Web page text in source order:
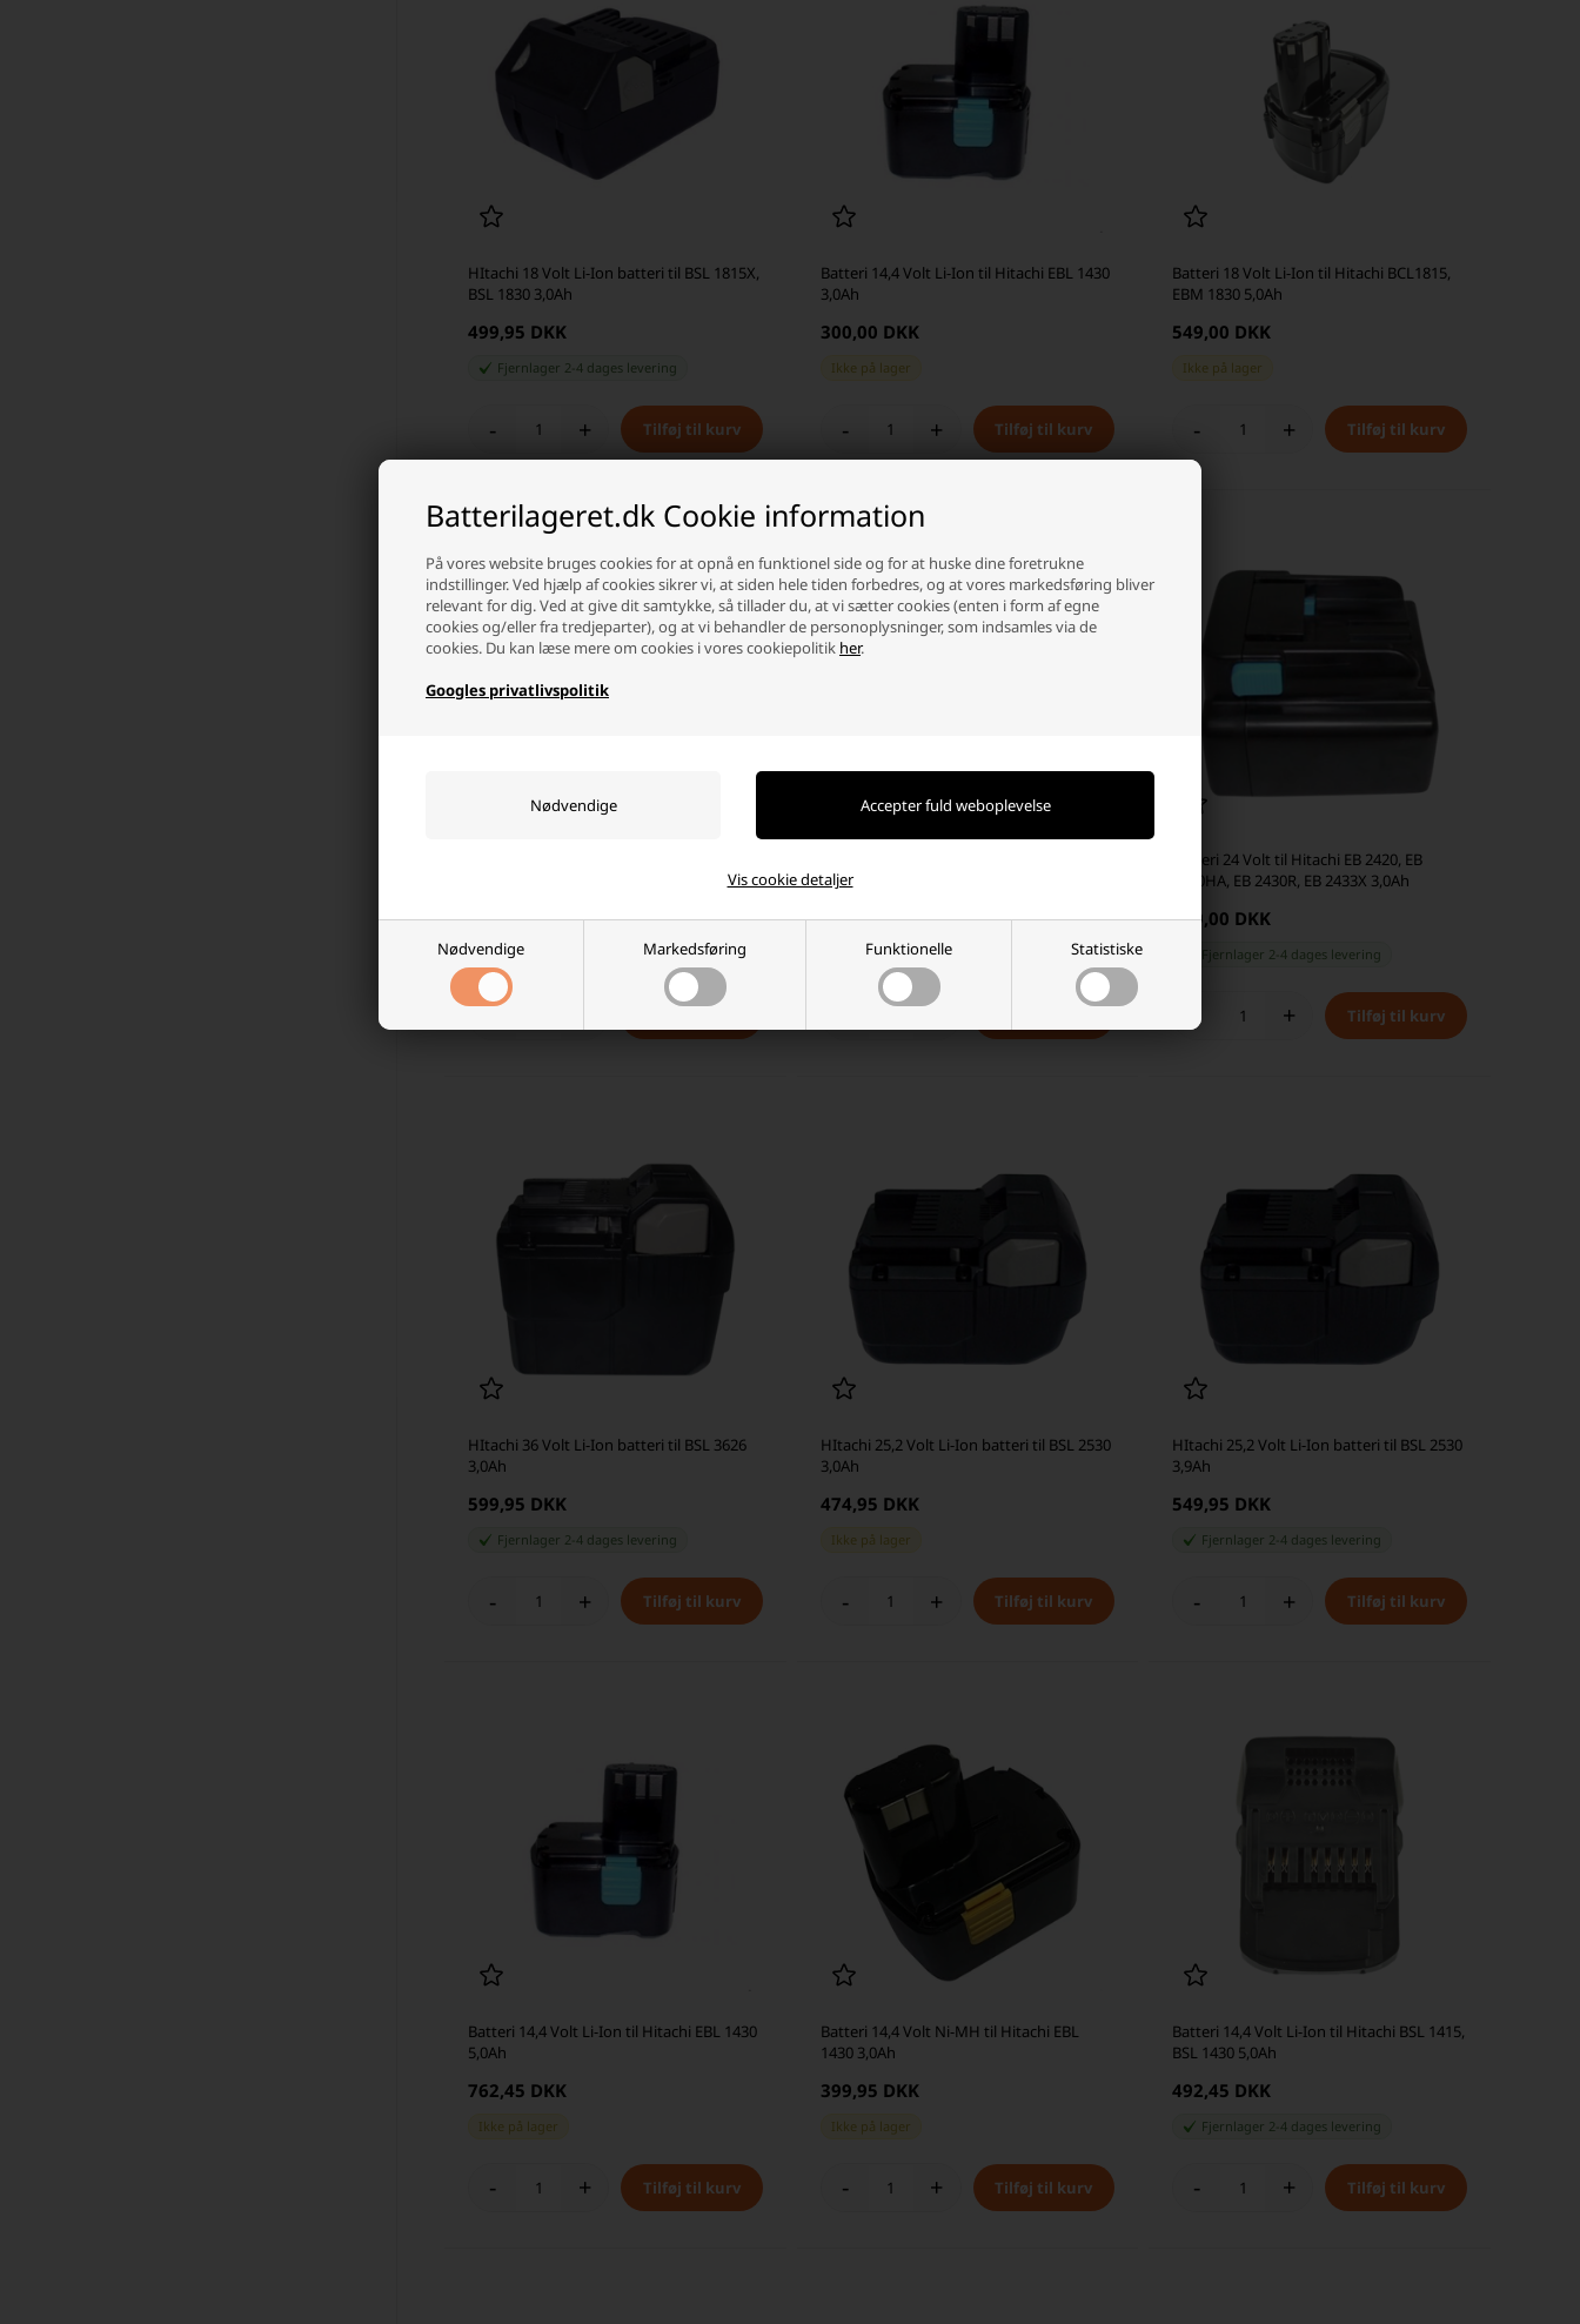
Batterilageret.dk Cookie information
På vores website bruges cookies for at opnå en funktionel side og for at huske dine foretrukne
indstillinger. Ved hjælp af cookies sikrer vi, at siden hele tiden forbedres, og at vores markedsføring bliver
relevant for dig. Ved at give dit samtykke, så tillader du, at vi sætter cookies (enten i form af egne
cookies og/eller fra tredjeparter), og at vi behandler de personoplysninger, som indsamles via de
cookies. Du kan læse mere om cookies i vores cookiepolitik her.
Googles privatlivspolitik
Nødvendige Markedsføring Funktionelle Statistiske
Vis cookie detaljer
HItachi 18 Volt Li-Ion batteri til BSL 1815X,
BSL 1830 3,0Ah
499,95 DKK
Fjernlager 2-4 dages levering
- +
Batteri 14,4 Volt Li-Ion til Hitachi EBL 1430
3,0Ah
300,00 DKK
Ikke på lager
- +
Batteri 18 Volt Li-Ion til Hitachi BCL1815,
EBM 1830 5,0Ah
549,00 DKK
Ikke på lager
- +
399,95 DKK
Fjernlager 2-4 dages levering
-
349,95 DKK
Ikke på lager
Batteri 24 Volt til Hitachi EB 2420, EB
2430HA, EB 2430R, EB 2433X 3,0Ah
279,00 DKK
Fjernlager 2-4 dages levering
- +
HItachi 36 Volt Li-Ion batteri til BSL 3626
3,0Ah
599,95 DKK
Fjernlager 2-4 dages levering
- +
HItachi 25,2 Volt Li-Ion batteri til BSL 2530
3,0Ah
474,95 DKK
Ikke på lager
- +
HItachi 25,2 Volt Li-Ion batteri til BSL 2530
3,9Ah
549,95 DKK
Fjernlager 2-4 dages levering
- +
Batteri 14,4 Volt Li-Ion til Hitachi EBL 1430
5,0Ah
762,45 DKK
Ikke på lager
- +
Batteri 14,4 Volt Ni-MH til Hitachi EBL
1430 3,0Ah
399,95 DKK
Ikke på lager
- +
Batteri 14,4 Volt Li-Ion til Hitachi BSL 1415,
BSL 1430 5,0Ah
492,45 DKK
Fjernlager 2-4 dages levering
- +